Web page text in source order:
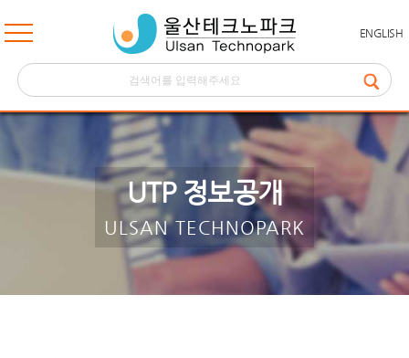
ENGLISH
UTP 정보공개
ULSAN TECHNOPARK